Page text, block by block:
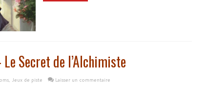
Secret de l’Alchimiste
, Jeux de piste Laisser un commentaire